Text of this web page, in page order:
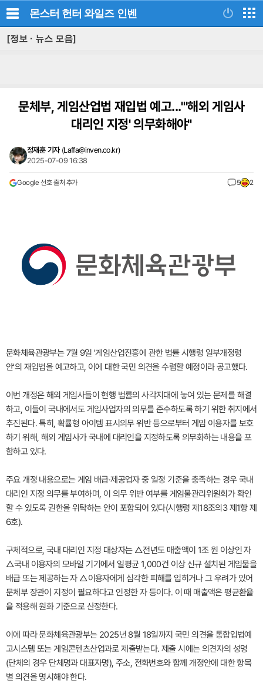
몬스터 헌터 와일즈 인벤
[정보 · 뉴스 모음]
문체부, 게임산업법 재입법 예고..."'해외 게임사
대리인 지정' 의무화해야"
정재훈 기자 (Laffa@inven.co.kr)
2025-07-09 16:38
Google 선호 출처 추가 5 2
문화체육관광부는 7월 9일 '게임산업진흥에 관한 법률 시행령 일부개정령
안'의 재입법을 예고하고, 이에 대한 국민 의견을 수렴할 예정이라 공고했다.
이번 개정은 해외 게임사들이 현행 법률의 사각지대에 놓여 있는 문제를 해결
하고, 이들이 국내에서도 게임사업자의 의무를 준수하도록 하기 위한 취지에서
추진된다. 특히, 확률형 아이템 표시의무 위반 등으로부터 게임 이용자를 보호
하기 위해, 해외 게임사가 국내에 대리인을 지정하도록 의무화하는 내용을 포
함하고 있다.
주요 개정 내용으로는 게임 배급·제공업자 중 일정 기준을 충족하는 경우 국내
대리인 지정 의무를 부여하며, 이 의무 위반 여부를 게임물관리위원회가 확인
할 수 있도록 권한을 위탁하는 안이 포함되어 있다(시행령 제18조의3 제1항 제
6호).
구체적으로, 국내 대리인 지정 대상자는 △전년도 매출액이 1조 원 이상인 자
△국내 이용자의 모바일 기기에서 일평균 1,000건 이상 신규 설치된 게임물을
배급 또는 제공하는 자 △이용자에게 심각한 피해를 입히거나 그 우려가 있어
문체부 장관이 지정이 필요하다고 인정한 자 등이다. 이 때 매출액은 평균환율
을 적용해 원화 기준으로 산정한다.
이에 따라 문화체육관광부는 2025년 8월 18일까지 국민 의견을 통합입법예
고시스템 또는 게임콘텐츠산업과로 제출받는다. 제출 시에는 의견자의 성명
(단체의 경우 단체명과 대표자명), 주소, 전화번호와 함께 개정안에 대한 항목
별 의견을 명시해야 한다.